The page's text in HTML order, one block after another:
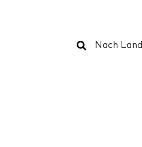
Suchen
Nach Land